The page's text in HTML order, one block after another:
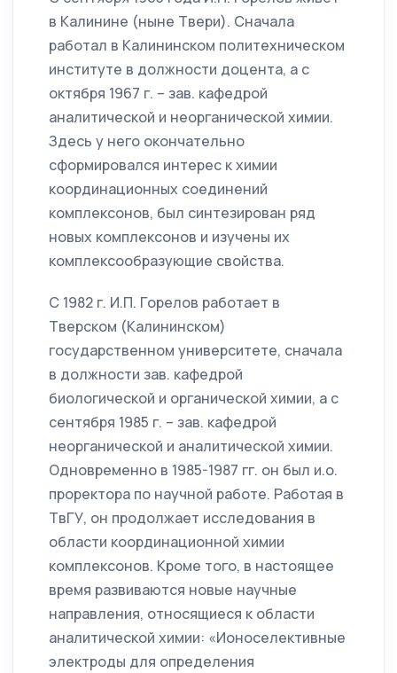
в Калинине (ныне Твери). Сначала
работал в Калининском политехническом
институте в должности доцента, а с
октября 1967 г. – зав. кафедрой
аналитической и неорганической химии.
Здесь у него окончательно
сформировался интерес к химии
координационных соединений
комплексонов, был синтезирован ряд
новых комплексонов и изучены их
комплексообразующие свойства.
С 1982 г. И.П. Горелов работает в
Тверском (Калининском)
государственном университете, сначала
в должности зав. кафедрой
биологической и органической химии, а с
сентября 1985 г. – зав. кафедрой
неорганической и аналитической химии.
Одновременно в 1985-1987 гг. он был и.о.
проректора по научной работе. Работая в
ТвГУ, он продолжает исследования в
области координационной химии
комплексонов. Кроме того, в настоящее
время развиваются новые научные
направления, относящиеся к области
аналитической химии: «Ионоселективные
электроды для определения